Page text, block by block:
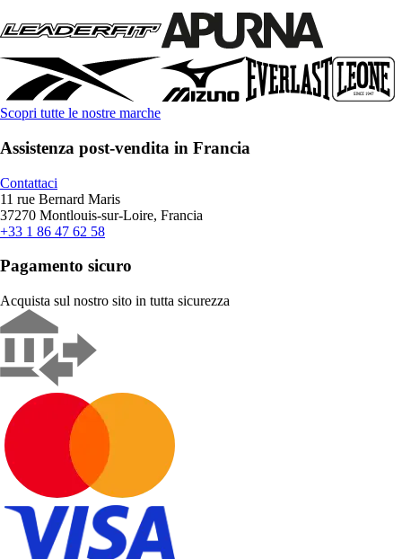
Scopri tutte le nostre marche
Assistenza post-vendita in Francia
Contattaci
11 rue Bernard Maris
37270 Montlouis-sur-Loire, Francia
+33 1 86 47 62 58
Pagamento sicuro
Acquista sul nostro sito in tutta sicurezza